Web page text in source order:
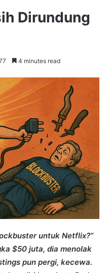
Dirundung
4 minutes read
untuk Netflix?”
$50 juta, dia menolak
pun pergi, kecewa.